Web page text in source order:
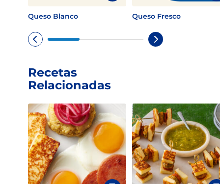
Queso Blanco Queso Fresco
Recetas
Relacionadas